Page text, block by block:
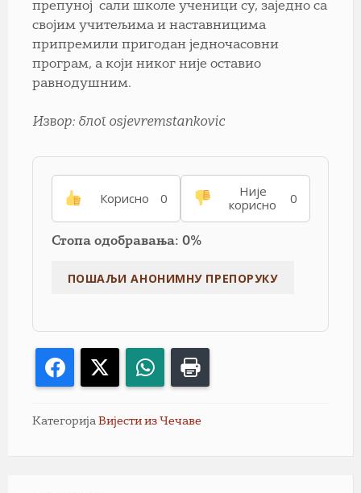
препуној сали школе ученици су, заједно са
својим учитељима и наставницима
припремили пригодан једночасовни
програм, а који никог није оставио
равнодушним.
Извор: блог osjevremstankovic
Корисно 0
Није
корисно
0
Стопа одобравања: 0%
Facebook WhatsApp
Категорија Вијести из Чечаве